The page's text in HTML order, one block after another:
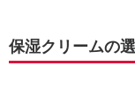
保湿クリームの